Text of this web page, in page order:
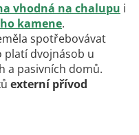
vhodná na chalupu i
kamene.
spotřebovávat
platí dvojnásob u
a pasivních domů.
externí přívod